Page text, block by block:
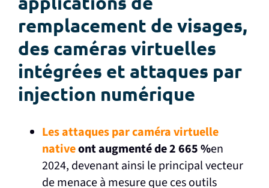
remplacement de visages,
des caméras virtuelles
intégrées et attaques par
injection numérique
Les attaques par caméra virtuelle
nativeont augmenté de 2 665 %en
2024, devenant ainsi le principal vecteur
de menace à mesure que ces outils